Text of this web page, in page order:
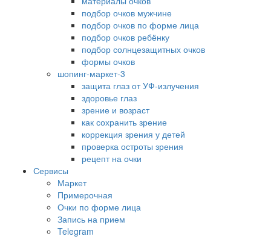
подбор очков мужчине
подбор очков по форме лица
подбор очков ребёнку
подбор солнцезащитных очков
формы очков
шопинг-маркет-3
защита глаз от УФ-излучения
здоровье глаз
зрение и возраст
как сохранить зрение
коррекция зрения у детей
проверка остроты зрения
рецепт на очки
Сервисы
Маркет
Примерочная
Очки по форме лица
Запись на прием
Telegram